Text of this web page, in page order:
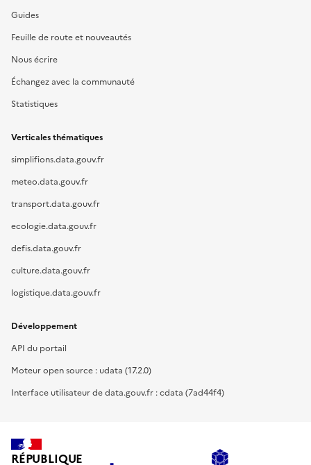
Guides
Feuille de route et nouveautés
Nous écrire
Échangez avec la communauté
Statistiques
Verticales thématiques
simplifions.data.gouv.fr
meteo.data.gouv.fr
transport.data.gouv.fr
ecologie.data.gouv.fr
defis.data.gouv.fr
culture.data.gouv.fr
logistique.data.gouv.fr
Développement
API du portail
Moteur open source : udata (17.2.0)
Interface utilisateur de data.gouv.fr : cdata (7ad44f4)
RÉPUBLIQUE